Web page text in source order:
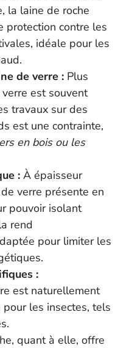
la laine de roche
protection contre les
idéale pour les
de verre : Plus
est souvent
travaux sur des
est une contrainte,
en bois ou les
: À épaisseur
verre présente en
pouvoir isolant
rend
pour limiter les
:
est naturellement
les insectes, tels
quant à elle, offre